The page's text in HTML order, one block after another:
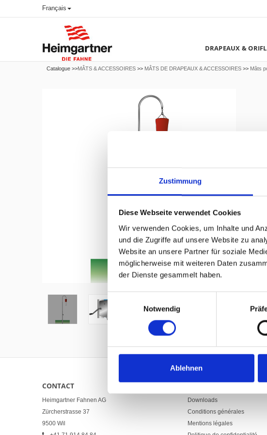
Zustimmung
Diese Webseite verwendet Cookies
Wir verwenden Cookies, um Inhalte und
und die Zugriffe auf unsere Website zu
Website an unsere Partner für soziale
möglicherweise mit weiteren Daten
der Dienste gesammelt haben.
Notwendig
Ablehnen
Français
DRAPEAUX &
Catalogue >>MÂTS & ACCESSOIRES >> MÂTS DE DRAPEAUX & ACCESSOIRES >> Mâts
Hover to zoom
CONTACT
Heimgartner Fahnen AG
Zürcherstrasse 37
9500 Wil
LINKS
Downloads
Conditions générales
Mentions légales